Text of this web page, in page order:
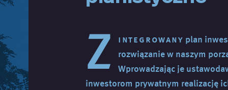
Z integrowany plan
rozwiązanie w naszym
Wprowadzając je
inwestorom prywatnym realizację